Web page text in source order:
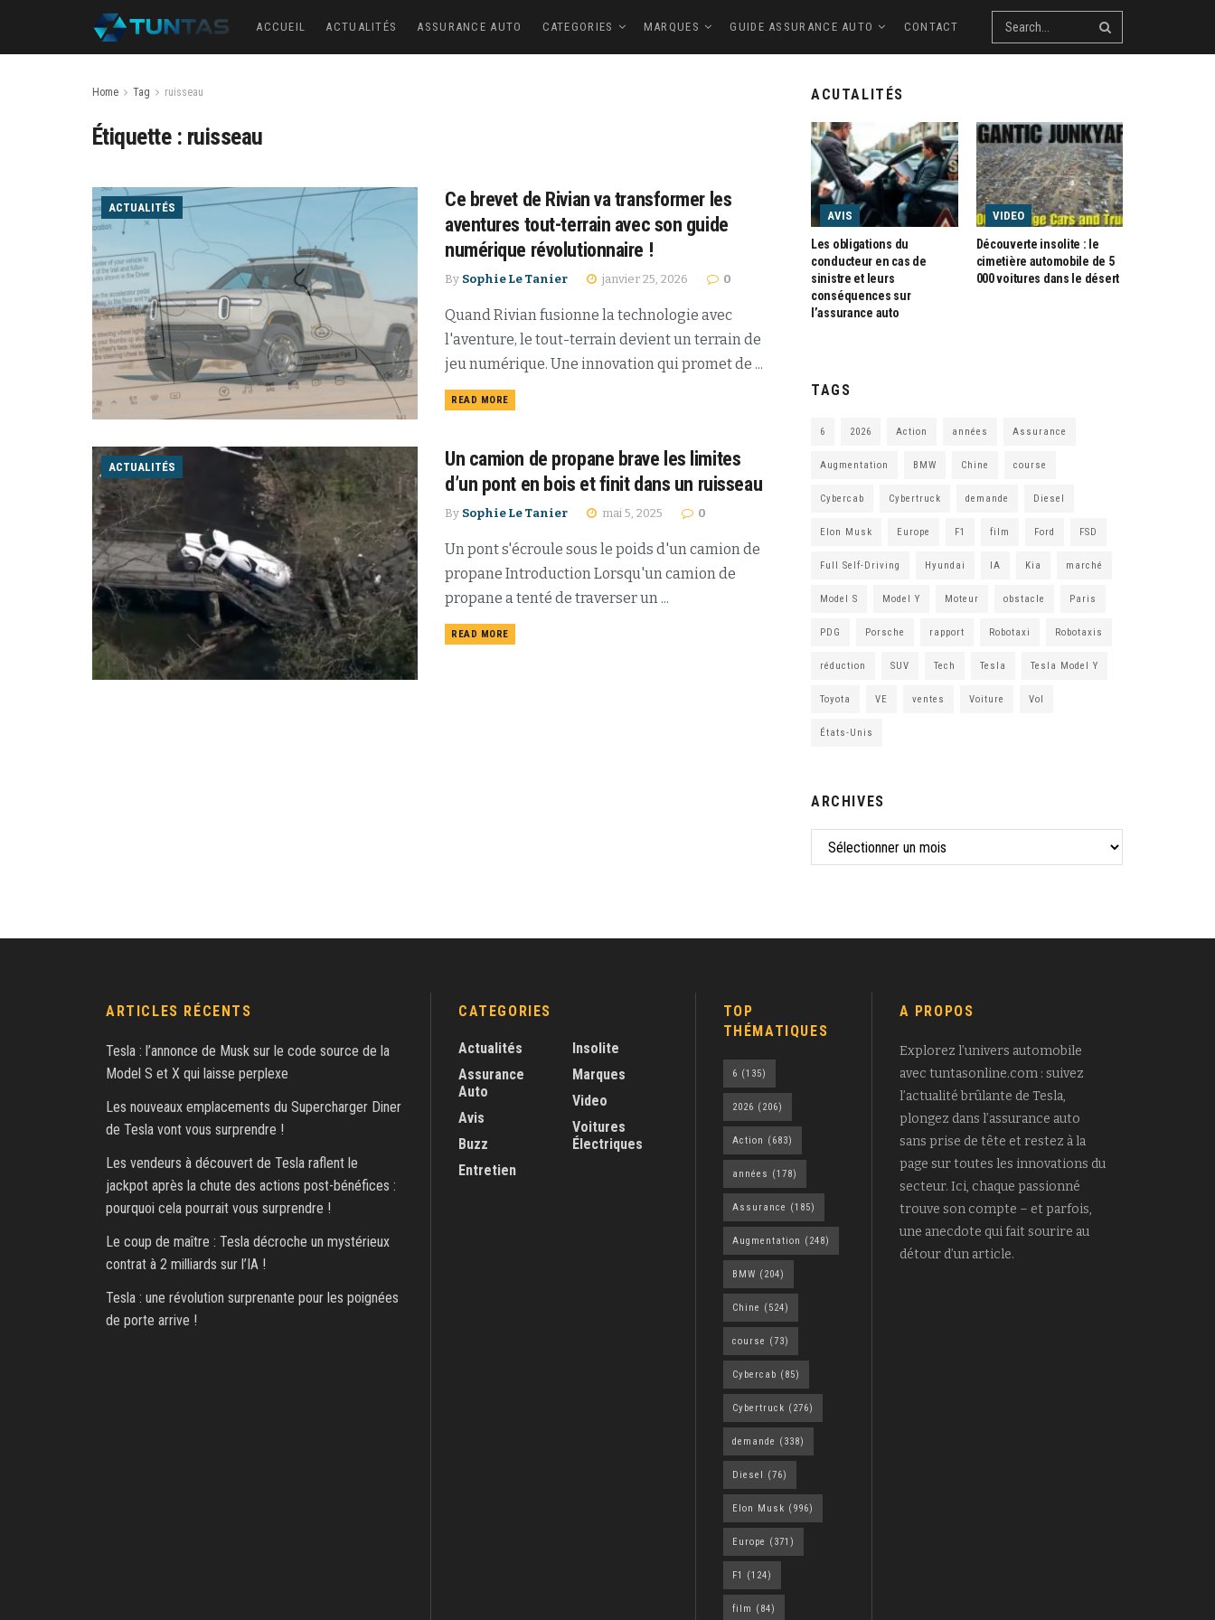
ACCUEIL ACTUALITÉS ASSURANCE AUTO CATEGORIES MARQUES GUIDE ASSURANCE AUTO CONTACT
Home Tag ruisseau
Étiquette : ruisseau
ACTUALITÉS
Ce brevet de Rivian va transformer les
aventures tout-terrain avec son guide
numérique révolutionnaire !
By Sophie Le Tanier janvier 25, 2026 0
Quand Rivian fusionne la technologie avec
l'aventure, le tout-terrain devient un terrain de
jeu numérique. Une innovation qui promet de ...
READ MORE
ACTUALITÉS
Un camion de propane brave les limites
d’un pont en bois et finit dans un ruisseau
By Sophie Le Tanier mai 5, 2025 0
Un pont s'écroule sous le poids d'un camion de
propane Introduction Lorsqu'un camion de
propane a tenté de traverser un ...
READ MORE
ACUTALITÉS
AVIS
Les obligations du
conducteur en cas de
sinistre et leurs
conséquences sur
l’assurance auto
VIDEO
Découverte insolite : le
cimetière automobile de 5
000 voitures dans le désert
TAGS
6 2026 Action années Assurance
Augmentation BMW Chine course
Cybercab Cybertruck demande Diesel
Elon Musk Europe F1 film Ford FSD
Full Self-Driving Hyundai IA Kia marché
Model S Model Y Moteur obstacle Paris
PDG Porsche rapport Robotaxi Robotaxis
réduction SUV Tech Tesla Tesla Model Y
Toyota VE ventes Voiture Vol
États-Unis
ARCHIVES
ARTICLES RÉCENTS
Tesla : l’annonce de Musk sur le code source de la
Model S et X qui laisse perplexe
Les nouveaux emplacements du Supercharger Diner
de Tesla vont vous surprendre !
Les vendeurs à découvert de Tesla raflent le
jackpot après la chute des actions post-bénéfices :
pourquoi cela pourrait vous surprendre !
Le coup de maître : Tesla décroche un mystérieux
contrat à 2 milliards sur l’IA !
Tesla : une révolution surprenante pour les poignées
de porte arrive !
CATEGORIES
Actualités
Assurance
Auto
Avis
Buzz
Entretien
Insolite
Marques
Video
Voitures
Électriques
TOP
THÉMATIQUES
6 (135)
2026 (206)
Action (683)
années (178)
Assurance (185)
Augmentation (248)
BMW (204)
Chine (524)
course (73)
Cybercab (85)
Cybertruck (276)
demande (338)
Diesel (76)
Elon Musk (996)
Europe (371)
F1 (124)
film (84)
A PROPOS
Explorez l’univers automobile
avec tuntasonline.com : suivez
l’actualité brûlante de Tesla,
plongez dans l’assurance auto
sans prise de tête et restez à la
page sur toutes les innovations du
secteur. Ici, chaque passionné
trouve son compte – et parfois,
une anecdote qui fait sourire au
détour d’un article.